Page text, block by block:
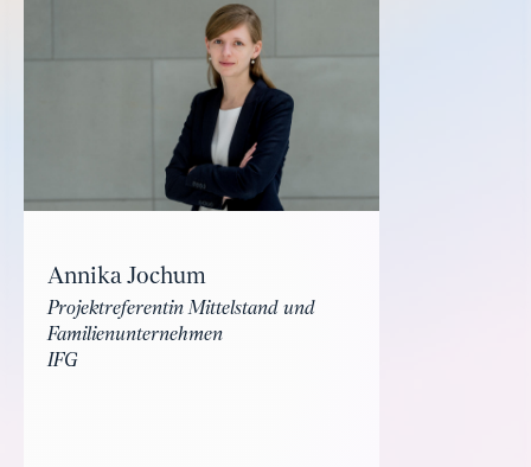
Annika Jochum
Projektreferentin Mittelstand und
Familienunternehmen
IFG